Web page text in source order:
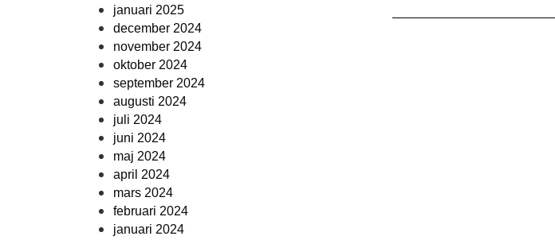
januari 2025
december 2024
november 2024
oktober 2024
september 2024
augusti 2024
juli 2024
juni 2024
maj 2024
april 2024
mars 2024
februari 2024
januari 2024